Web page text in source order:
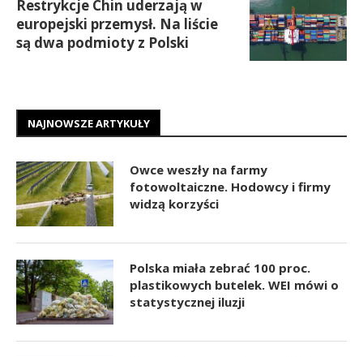
Restrykcje Chin uderzają w
europejski przemysł. Na liście
są dwa podmioty z Polski
NAJNOWSZE ARTYKUŁY
Owce weszły na farmy
fotowoltaiczne. Hodowcy i firmy
widzą korzyści
Polska miała zebrać 100 proc.
plastikowych butelek. WEI mówi o
statystycznej iluzji